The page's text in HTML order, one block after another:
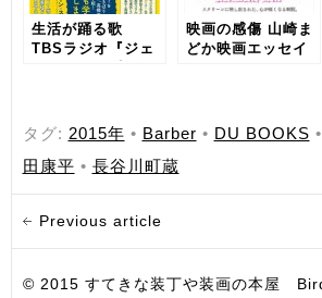
生活が踊る歌
TBSラジオ『ジェ
映画の感傷 山崎ま
どか映画エッセイ
タグ: 2015年 • Barber • DU BOOKS •
田康平 • 長谷川町蔵
Previous article
© 2015 すてきな装丁や装画の本屋